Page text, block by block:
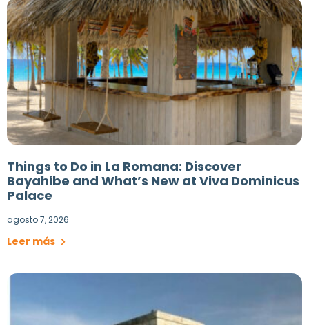
Things to Do in La Romana: Discover
Bayahibe and What’s New at Viva Dominicus
Palace
agosto 7, 2026
Leer más